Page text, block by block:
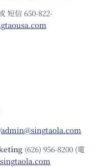
短信 650-822-
admin@singtaola.com
(626) 956-8200 (電